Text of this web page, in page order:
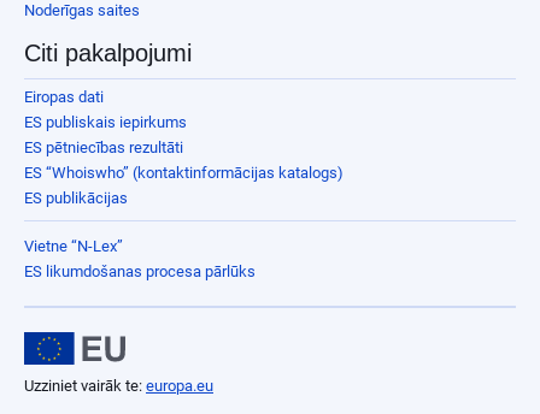
Noderīgas saites
Citi pakalpojumi
Eiropas dati
ES publiskais iepirkums
ES pētniecības rezultāti
ES “Whoiswho” (kontaktinformācijas katalogs)
ES publikācijas
Vietne “N-Lex”
ES likumdošanas procesa pārlūks
Uzziniet vairāk te: europa.eu